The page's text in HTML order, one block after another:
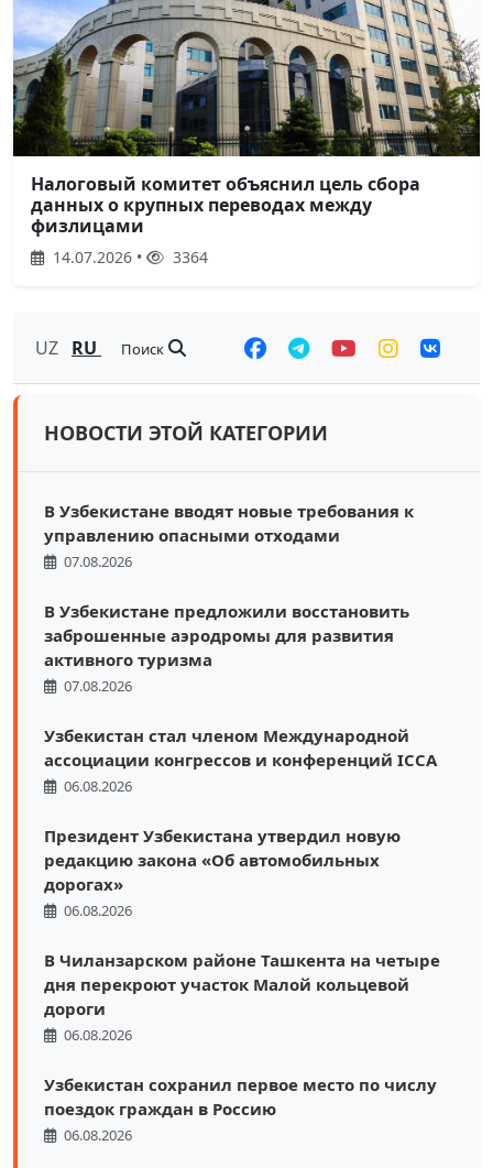
Налоговый комитет объяснил цель сбора
данных о крупных переводах между
физлицами
14.07.2026 • 3364
UZ RU Поиск
НОВОСТИ ЭТОЙ КАТЕГОРИИ
В Узбекистане вводят новые требования к
управлению опасными отходами
07.08.2026
В Узбекистане предложили восстановить
заброшенные аэродромы для развития
активного туризма
07.08.2026
Узбекистан стал членом Международной
ассоциации конгрессов и конференций ICCA
06.08.2026
Президент Узбекистана утвердил новую
редакцию закона «Об автомобильных
дорогах»
06.08.2026
В Чиланзарском районе Ташкента на четыре
дня перекроют участок Малой кольцевой
дороги
06.08.2026
Узбекистан сохранил первое место по числу
поездок граждан в Россию
06.08.2026